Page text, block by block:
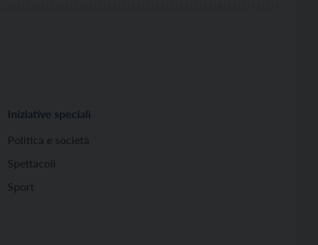
Iniziative speciali
Politica e società
Spettacoli
Sport